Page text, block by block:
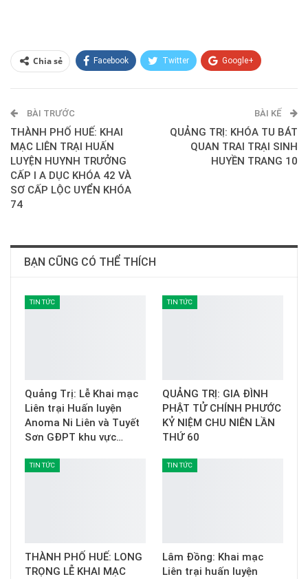
Chia sẻ Facebook Twitter Google+
E-mail
BÀI TRƯỚC
THÀNH PHỐ HUẾ: KHAI
MẠC LIÊN TRẠI HUẤN
LUYỆN HUYNH TRƯỞNG
CẤP I A DỤC KHÓA 42 VÀ
SƠ CẤP LỘC UYỂN KHÓA
74
BÀI KẾ
QUẢNG TRỊ: KHÓA TU BÁT
QUAN TRAI TRẠI SINH
HUYỀN TRANG 10
BẠN CŨNG CÓ THỂ THÍCH
TIN TỨC
Quảng Trị: Lễ Khai mạc
Liên trại Huấn luyện
Anoma Ni Liên và Tuyết
Sơn GĐPT khu vực…
TIN TỨC
QUẢNG TRỊ: GIA ĐÌNH
PHẬT TỬ CHÍNH PHƯỚC
KỶ NIỆM CHU NIÊN LẦN
THỨ 60
TIN TỨC
THÀNH PHỐ HUẾ: LONG
TRỌNG LỄ KHAI MẠC
TIN TỨC
Lâm Đồng: Khai mạc
Liên trại huấn luyện